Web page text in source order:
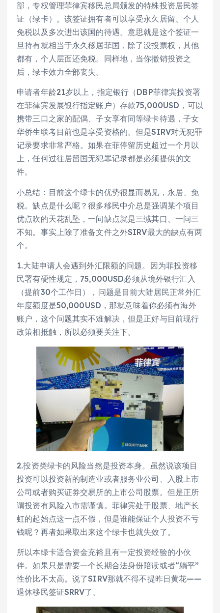
部，专权管理菲律宾移民总局颁发的特殊投资居民签
证（绿卡）。该签证拥有者可以享受永久居留、个人
免税以及多次进出该国的待遇。意思就是这个签证一
旦持有就相当于永久移居菲国，除了没投票权，其他
都有，个人层面还免税。同样地，当你撤销投资之
后，绿卡效力全部丧失。
申请者年龄21岁以上，指定银行（DBP菲律宾投资署
在菲律宾发展银行指定账户）存款75,000USD，可以
携带三口之家的配偶、子女享有同等绿卡待遇，子女
华侨生联考目前也是享受资格的。但是SIRV对无犯罪
记录要求非常严格。如果在菲停留历史超过一个月以
上，任何过往居留国无犯罪记录都是必须提供的文
件。
小总结：目前这个绿卡的优势很显而易见，永居、免
税。缺点是什么呢？很多移民中介总是强调某个项目
优点吹的天花乱坠，一问缺点就是三缄其口、一问三
不知。事实上除了准备文件之外SIRV最大的缺点有两
个。
1.大陆申请人会遇到外汇限额的问题。因为菲投资移
民署有硬性规定，75,000USD必须从境外银行汇入
（提前30个工作日），问题是目前大陆居民正常外汇
年度额度是50,000USD，那就意味着你必须有海外
账户，这个问题其实不难解决，但是正好与目前现行
政策相抵触，所以必须要关注下。
2.投资类绿卡的风险当然是投资本身。虽然说该项目
投资可以投资新的制造业或者服务业公司、入股上市
公司或者购买证券交易所的上市公司股票。但是正所
谓投资有风险入市需谨慎。菲律宾处于股票、地产长
虹的起始点这一点不假，但是谁能保证个人投资不亏
钱呢？再者如果取出来这个绿卡也就失效了。
所以本绿卡适合资金充裕且有一定投资经验的小伙
伴。如果只是需要一个长期合法身份陪读或者“躺平”
性价比不太高。说了SIRV那就不得不提昨日黄花——
退休移民签证SRRV了。